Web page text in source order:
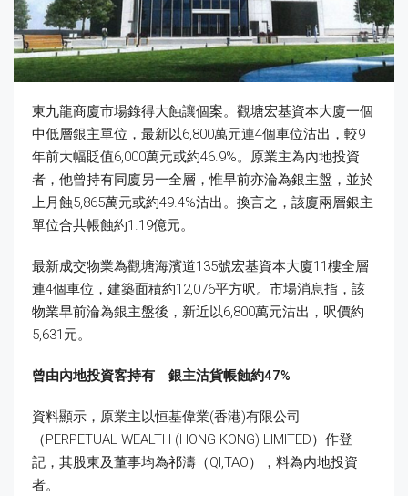
東九龍商廈市場錄得大蝕讓個案。觀塘宏基資本大廈一個
中低層銀主單位，最新以6,800萬元連4個車位沽出，較9
年前大幅貶值6,000萬元或約46.9%。原業主為內地投資
者，他曾持有同廈另一全層，惟早前亦淪為銀主盤，並於
上月蝕5,865萬元或約49.4%沽出。換言之，該廈兩層銀主
單位合共帳蝕約1.19億元。
最新成交物業為觀塘海濱道135號宏基資本大廈11樓全層
連4個車位，建築面積約12,076平方呎。市場消息指，該
物業早前淪為銀主盤後，新近以6,800萬元沽出，呎價約
5,631元。
曾由內地投資客持有 銀主沽貨帳蝕約47%
資料顯示，原業主以恒基偉業(香港)有限公司
（PERPETUAL WEALTH (HONG KONG) LIMITED）作登
記，其股東及董事均為祁濤（QI,TAO），料為内地投資
者。